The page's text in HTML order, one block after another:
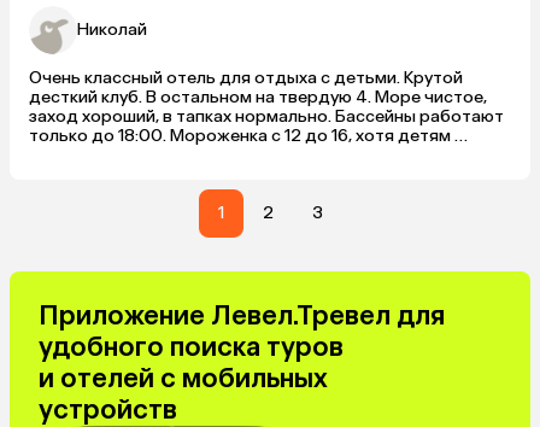
Николай
Очень классный отель для отдыха с детьми. Крутой
десткий клуб. В остальном на твердую 4. Море чистое,
заход хороший, в тапках нормально. Бассейны работают
только до 18:00. Мороженка с 12 до 16, хотя детям
1
2 3
Приложение Левел.Тревел для
удобного поиска туров
и отелей с мобильных
устройств